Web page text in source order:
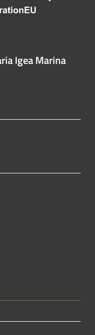
Igea Marina